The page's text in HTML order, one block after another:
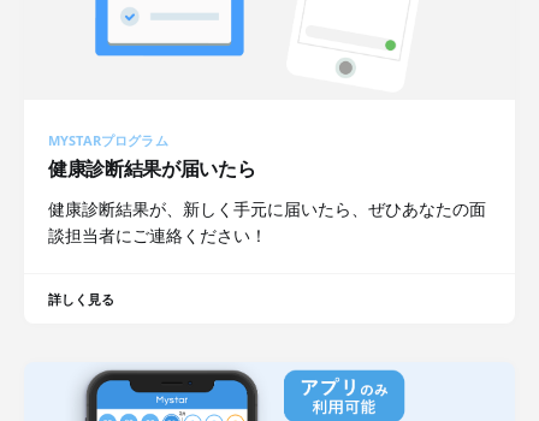
MYSTARプログラム
健康診断結果が届いたら
健康診断結果が、新しく手元に届いたら、ぜひあなたの面
談担当者にご連絡ください！
詳しく見る